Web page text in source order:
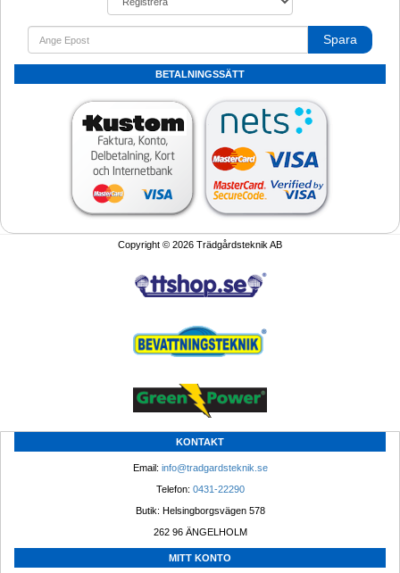
Spara
BETALNINGSSÄTT
Copyright © 2026 Trädgårdsteknik AB
KONTAKT
Email: info@tradgardsteknik.se
Telefon: 0431-22290
Butik: Helsingborgsvägen 578
262 96 ÄNGELHOLM
MITT KONTO